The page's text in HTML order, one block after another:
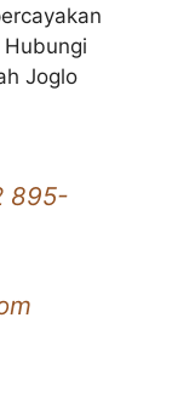
Hubungi
Joglo
895-